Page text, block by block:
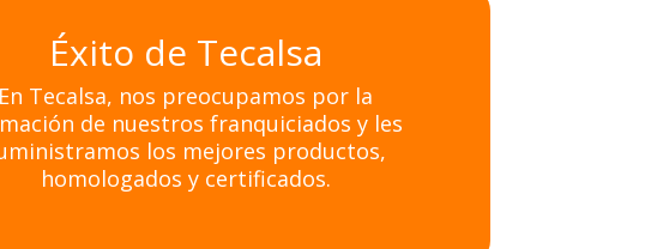
Éxito de Tecalsa
En Tecalsa, nos preocupamos por la
de nuestros franquiciados y les
los mejores productos,
homologados y certificados.